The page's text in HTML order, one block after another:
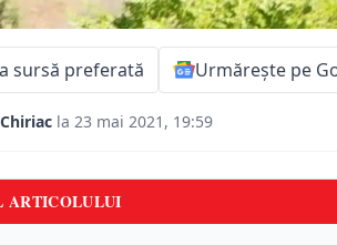
sursă preferată Urmărește pe
la 23 mai 2021, 19:59
ARTICOLULUI